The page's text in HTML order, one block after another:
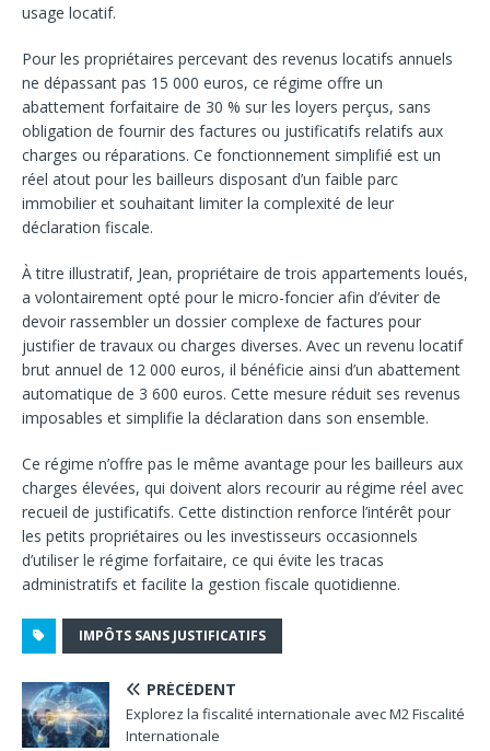
usage locatif.
Pour les propriétaires percevant des revenus locatifs annuels
ne dépassant pas 15 000 euros, ce régime offre un
abattement forfaitaire de 30 % sur les loyers perçus, sans
obligation de fournir des factures ou justificatifs relatifs aux
charges ou réparations. Ce fonctionnement simplifié est un
réel atout pour les bailleurs disposant d’un faible parc
immobilier et souhaitant limiter la complexité de leur
déclaration fiscale.
À titre illustratif, Jean, propriétaire de trois appartements loués,
a volontairement opté pour le micro-foncier afin d’éviter de
devoir rassembler un dossier complexe de factures pour
justifier de travaux ou charges diverses. Avec un revenu locatif
brut annuel de 12 000 euros, il bénéficie ainsi d’un abattement
automatique de 3 600 euros. Cette mesure réduit ses revenus
imposables et simplifie la déclaration dans son ensemble.
Ce régime n’offre pas le même avantage pour les bailleurs aux
charges élevées, qui doivent alors recourir au régime réel avec
recueil de justificatifs. Cette distinction renforce l’intérêt pour
les petits propriétaires ou les investisseurs occasionnels
d’utiliser le régime forfaitaire, ce qui évite les tracas
administratifs et facilite la gestion fiscale quotidienne.
IMPÔTS SANS JUSTIFICATIFS
PRÉCÉDENT
Explorez la fiscalité internationale avec M2 Fiscalité
Internationale